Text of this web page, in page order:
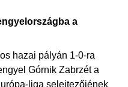
a
hazai pályán 1-0-ra
Górnik Zabrzét a
liga selejtezőjének